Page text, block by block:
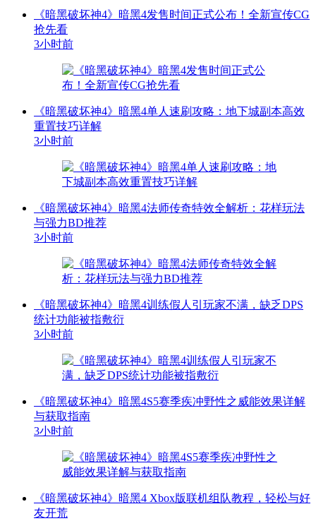
《暗黑破坏神4》暗黑4发售时间正式公布！全新宣传CG
抢先看
3小时前
《暗黑破坏神4》暗黑4单人速刷攻略：地下城副本高效
重置技巧详解
3小时前
《暗黑破坏神4》暗黑4法师传奇特效全解析：花样玩法
与强力BD推荐
3小时前
《暗黑破坏神4》暗黑4训练假人引玩家不满，缺乏DPS
统计功能被指敷衍
3小时前
《暗黑破坏神4》暗黑4S5赛季疾冲野性之威能效果详解
与获取指南
3小时前
《暗黑破坏神4》暗黑4 Xbox版联机组队教程，轻松与好
友开荒